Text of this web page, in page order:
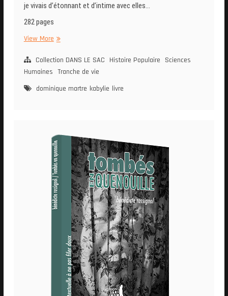
je vivais d’étonnant et d’intime avec elles…
282 pages
View MoreLa
en
Partage
Collection DANS LE SAC Histoire Populaire
Sciences
Humaines Tranche de vie
dominique martre kabylie livre